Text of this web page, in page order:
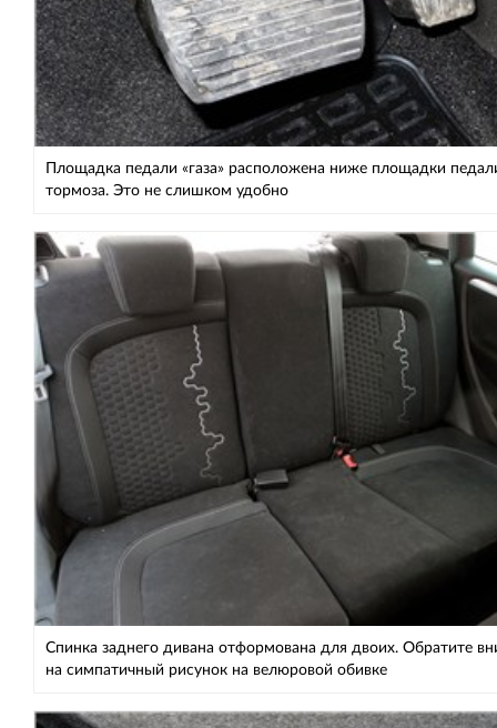
Площадка педали «газа» расположена ниже площадки
тормоза. Это не слишком удобно
Спинка заднего дивана отформована для двоих. Обратите
на симпатичный рисунок на велюровой обивке